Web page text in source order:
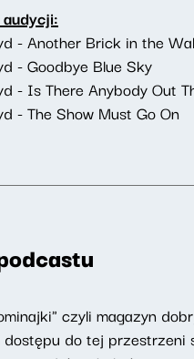
- Another Brick in the
- Goodbye Blue Sky
- Is There Anybody Out
- The Show Must Go On
czyli magazyn
dostępu do tej przestrzeni